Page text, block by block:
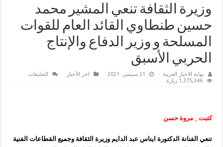
وزيرة الثقافة تنعي المشير محمد
حسين طنطاوي القائد العام للقوات
المسلحة و وزير الدفاع والإنتاج
الحربي الأسبق
بوابة الاخبار العربية 21 سبتمبر، 2021 اخر الأخبار التعليقات
للقوات
1,375,346 زيارة
كتبت _ مروة حسن
تنعي الفنانة الدكتورة ايناس عبد الدايم وزيرة الثقافة وجميع القطاعات الفنية